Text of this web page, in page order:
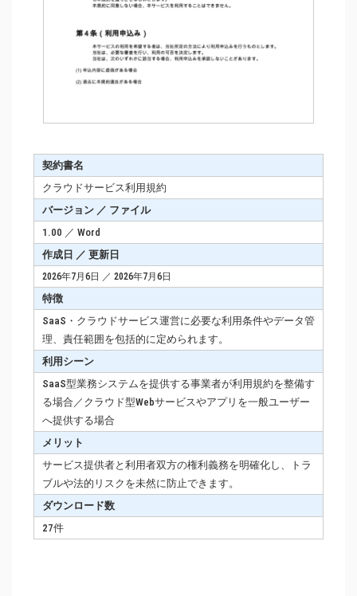
契約書名
クラウドサービス利用規約
バージョン ／ ファイル
1.00 ／ Word
作成日 ／ 更新日
2026年7月6日 ／ 2026年7月6日
特徴
SaaS・クラウドサービス運営に必要な利用条件やデータ管
理、責任範囲を包括的に定められます。
利用シーン
SaaS型業務システムを提供する事業者が利用規約を整備す
る場合／クラウド型Webサービスやアプリを一般ユーザー
へ提供する場合
メリット
サービス提供者と利用者双方の権利義務を明確化し、トラ
ブルや法的リスクを未然に防止できます。
ダウンロード数
27件